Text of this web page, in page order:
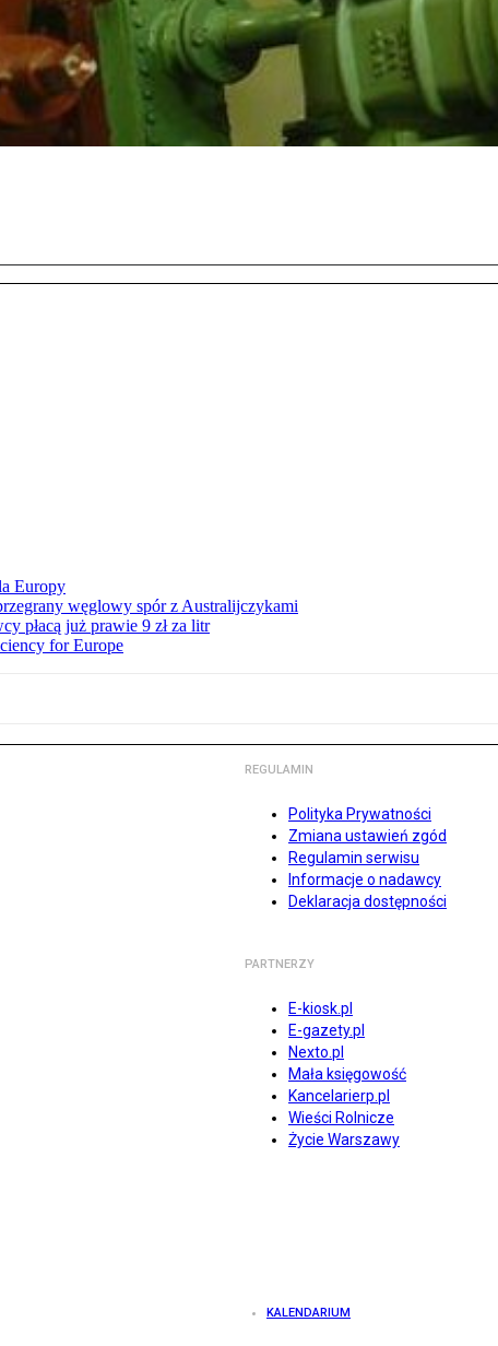
Europy
węglowy spór z Australijczykami
płacą już prawie 9 zł za litr
for Europe
REGULAMIN
Polityka Prywatności
Zmiana ustawień zgód
Regulamin serwisu
Informacje o nadawcy
Deklaracja dostępności
PARTNERZY
E-kiosk.pl
E-gazety.pl
Nexto.pl
Mała księgowość
Kancelarierp.pl
Wieści Rolnicze
Życie Warszawy
KALENDARIUM